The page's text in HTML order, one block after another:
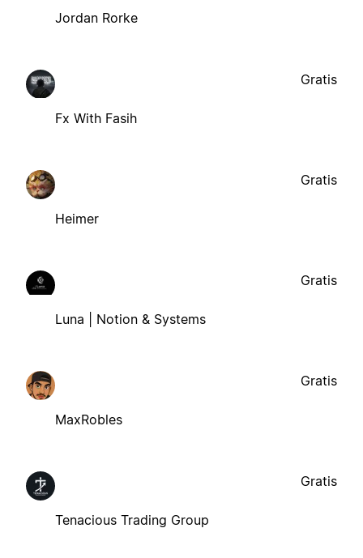
Jordan Rorke
Fx With Fasih
Gratis
Heimer
Gratis
Luna | Notion & Systems
Gratis
MaxRobles
Gratis
Tenacious Trading Group
Gratis